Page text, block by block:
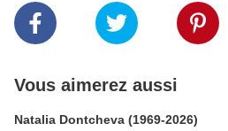
Vous aimerez aussi
Natalia Dontcheva (1969-2026)